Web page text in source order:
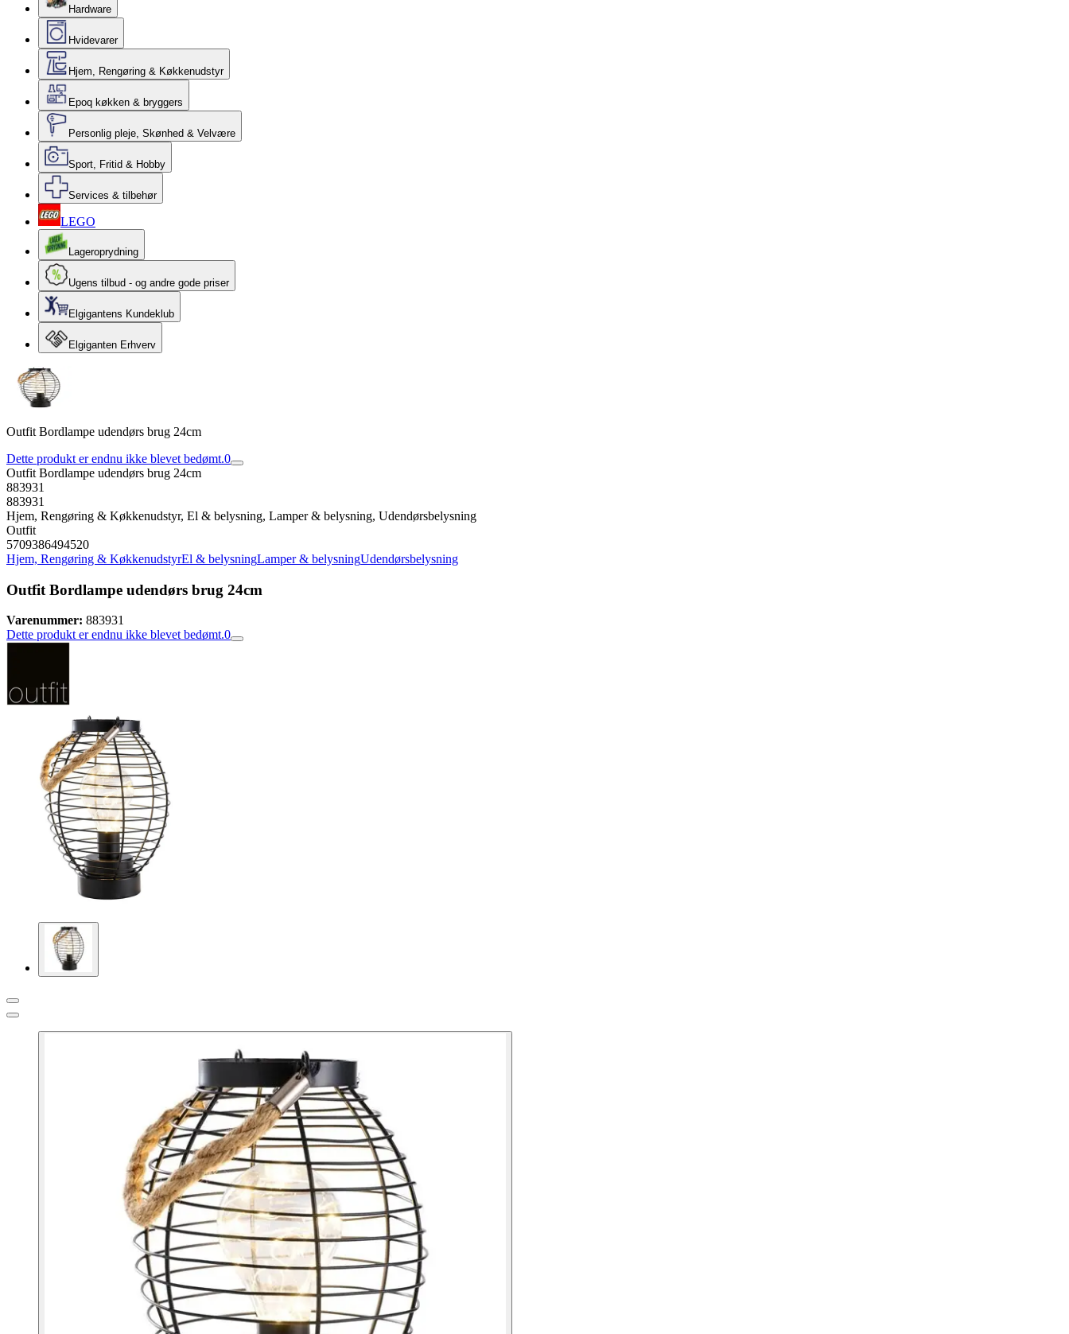
Hardware
Hvidevarer
Hjem, Rengøring & Køkkenudstyr
Epoq køkken & bryggers
Personlig pleje, Skønhed & Velvære
Sport, Fritid & Hobby
Services & tilbehør
LEGO
Lageroprydning
Ugens tilbud - og andre gode priser
Elgigantens Kundeklub
Elgiganten Erhverv
Outfit Bordlampe udendørs brug 24cm
Dette produkt er endnu ikke blevet bedømt.0
Outfit Bordlampe udendørs brug 24cm
883931
883931
Hjem, Rengøring & Køkkenudstyr, El & belysning, Lamper & belysning, Udendørsbelysning
Outfit
5709386494520
Hjem, Rengøring & KøkkenudstyrEl & belysningLamper & belysningUdendørsbelysning
Outfit Bordlampe udendørs brug 24cm
Varenummer: 883931
Dette produkt er endnu ikke blevet bedømt.0